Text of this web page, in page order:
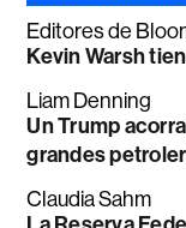
Editores de
Kevin Warsh
Liam Denning
Un Trump
grandes
Claudia Sahm